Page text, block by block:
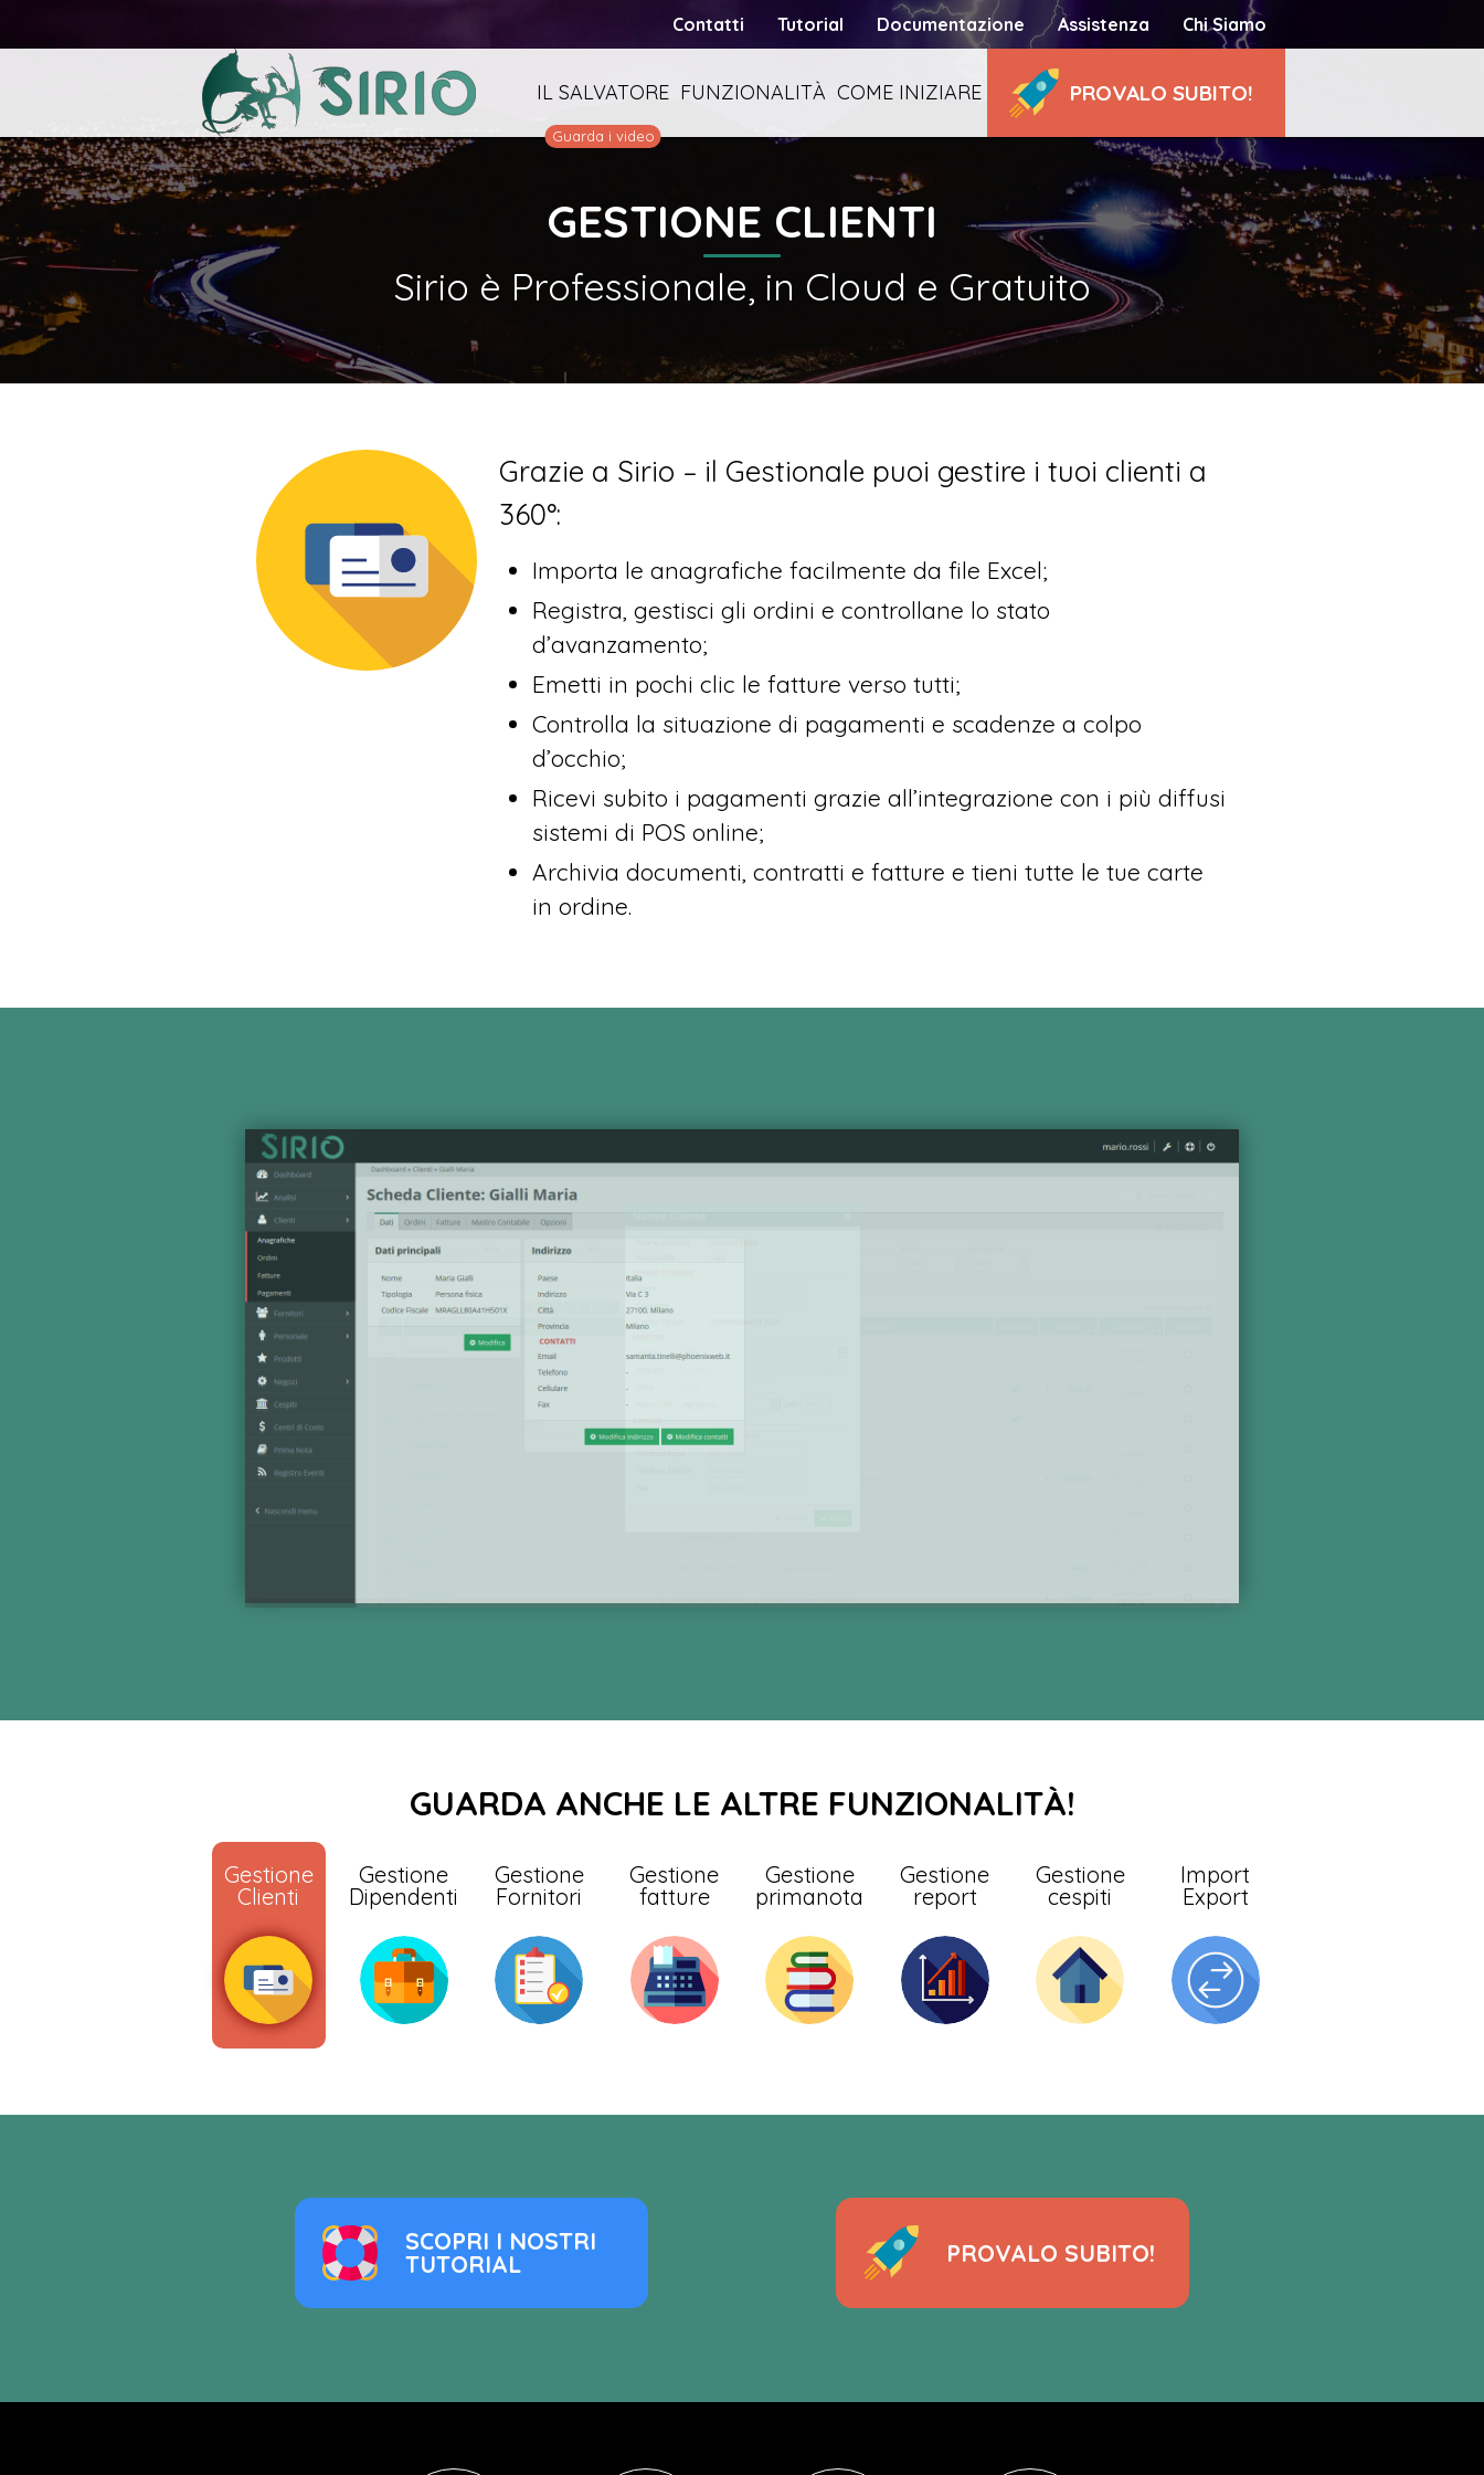
Chi Siamo
Assistenza
Documentazione
Tutorial
Contatti
PROVALO SUBITO!
IL SALVATORE
Guarda i video
FUNZIONALITÀ COME INIZIARE
GESTIONE CLIENTI
Sirio è Professionale, in Cloud e Gratuito
Grazie a Sirio – il Gestionale puoi gestire i tuoi clienti a
360°:
Importa le anagrafiche facilmente da file Excel;
Registra, gestisci gli ordini e controllane lo stato
d’avanzamento;
Emetti in pochi clic le fatture verso tutti;
Controlla la situazione di pagamenti e scadenze a colpo
d’occhio;
Ricevi subito i pagamenti grazie all’integrazione con i più diffusi
sistemi di POS online;
Archivia documenti, contratti e fatture e tieni tutte le tue carte
in ordine.
GUARDA ANCHE LE ALTRE FUNZIONALITÀ!
Gestione
Clienti
Gestione
Dipendenti
Gestione
Fornitori
Gestione
fatture
Gestione
primanota
Gestione
report
Gestione
cespiti
Import
Export
SCOPRI I NOSTRI
TUTORIAL
PROVALO SUBITO!